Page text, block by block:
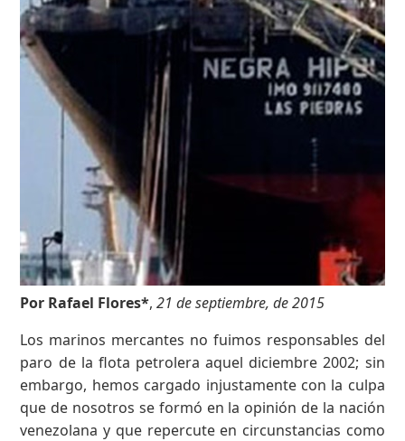
Por Rafael Flores*,21 de septiembre, de 2015
Los marinos mercantes no fuimos responsables del
paro de la flota petrolera aquel diciembre 2002; sin
embargo, hemos cargado injustamente con la culpa
que de nosotros se formó en la opinión de la nación
venezolana y que repercute en circunstancias como